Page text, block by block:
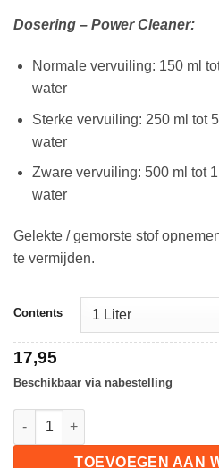
Dosering – Power Cleaner:
Normale vervuiling: 150 ml
water
Sterke vervuiling: 250 ml tot
water
Zware vervuiling: 500 ml tot
water
Gelekte / gemorste stof
te vermijden.
Contents
17,95
Beschikbaar via nabestelling
Tergeo Power Cleaner quantity
TOEVOEGEN AAN